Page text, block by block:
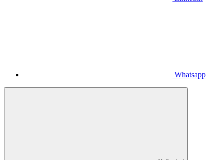
Whatsapp